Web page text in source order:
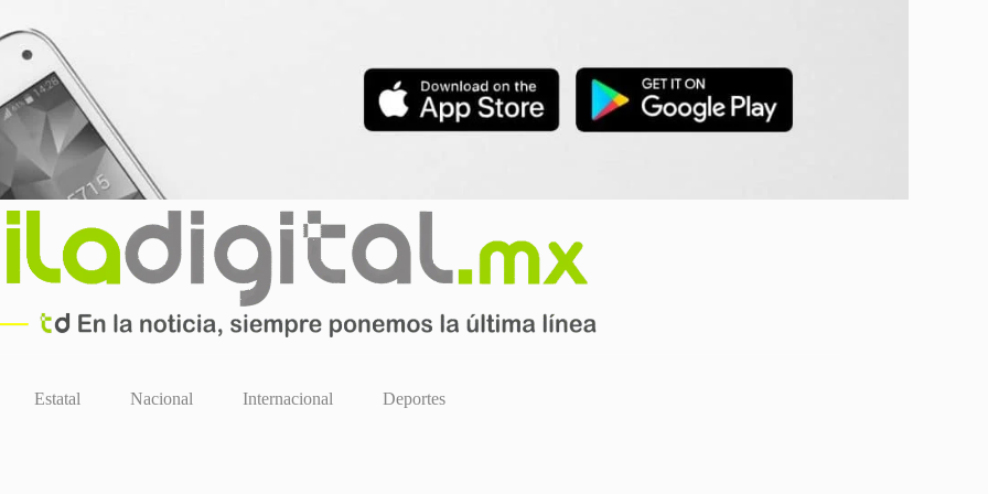
Estatal Nacional Internacional Deportes